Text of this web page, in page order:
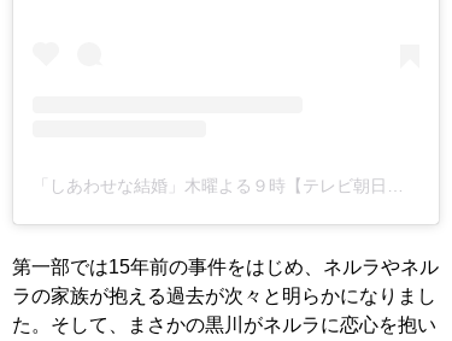
第一部では15年前の事件をはじめ、ネルラやネル
ラの家族が抱える過去が次々と明らかになりまし
た。そして、まさかの黒川がネルラに恋心を抱い